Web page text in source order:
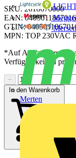
Mersen
Merten
SKU: 2618670000
EAN:
GTIN:
MPN: TOP 230VAC
*Auf Anfrage
Verfügbarkeit zu
−
In den Warenkorb